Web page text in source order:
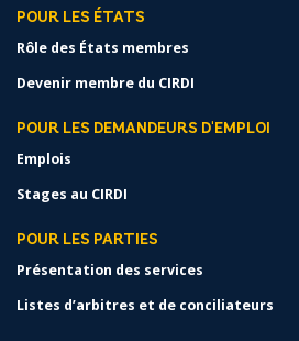
POUR LES ÉTATS
Rôle des États membres
Devenir membre du CIRDI
POUR LES DEMANDEURS D'EMPLOI
Emplois
Stages au CIRDI
POUR LES PARTIES
Présentation des services
Listes d’arbitres et de conciliateurs